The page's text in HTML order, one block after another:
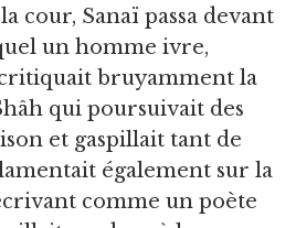
cour, Sanaï passa devant
un homme ivre,
bruyamment la
qui poursuivait des
et gaspillait tant de
également sur la
comme un poète